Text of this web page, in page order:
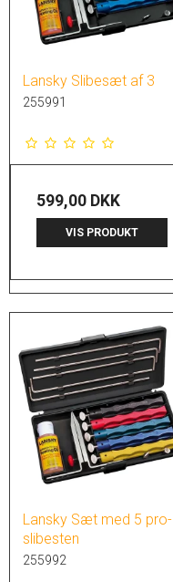
Lansky Slibesæt af 3
255991
599,00 DKK
VIS PRODUKT
Lansky Sæt med 5 pro-
slibesten
255992